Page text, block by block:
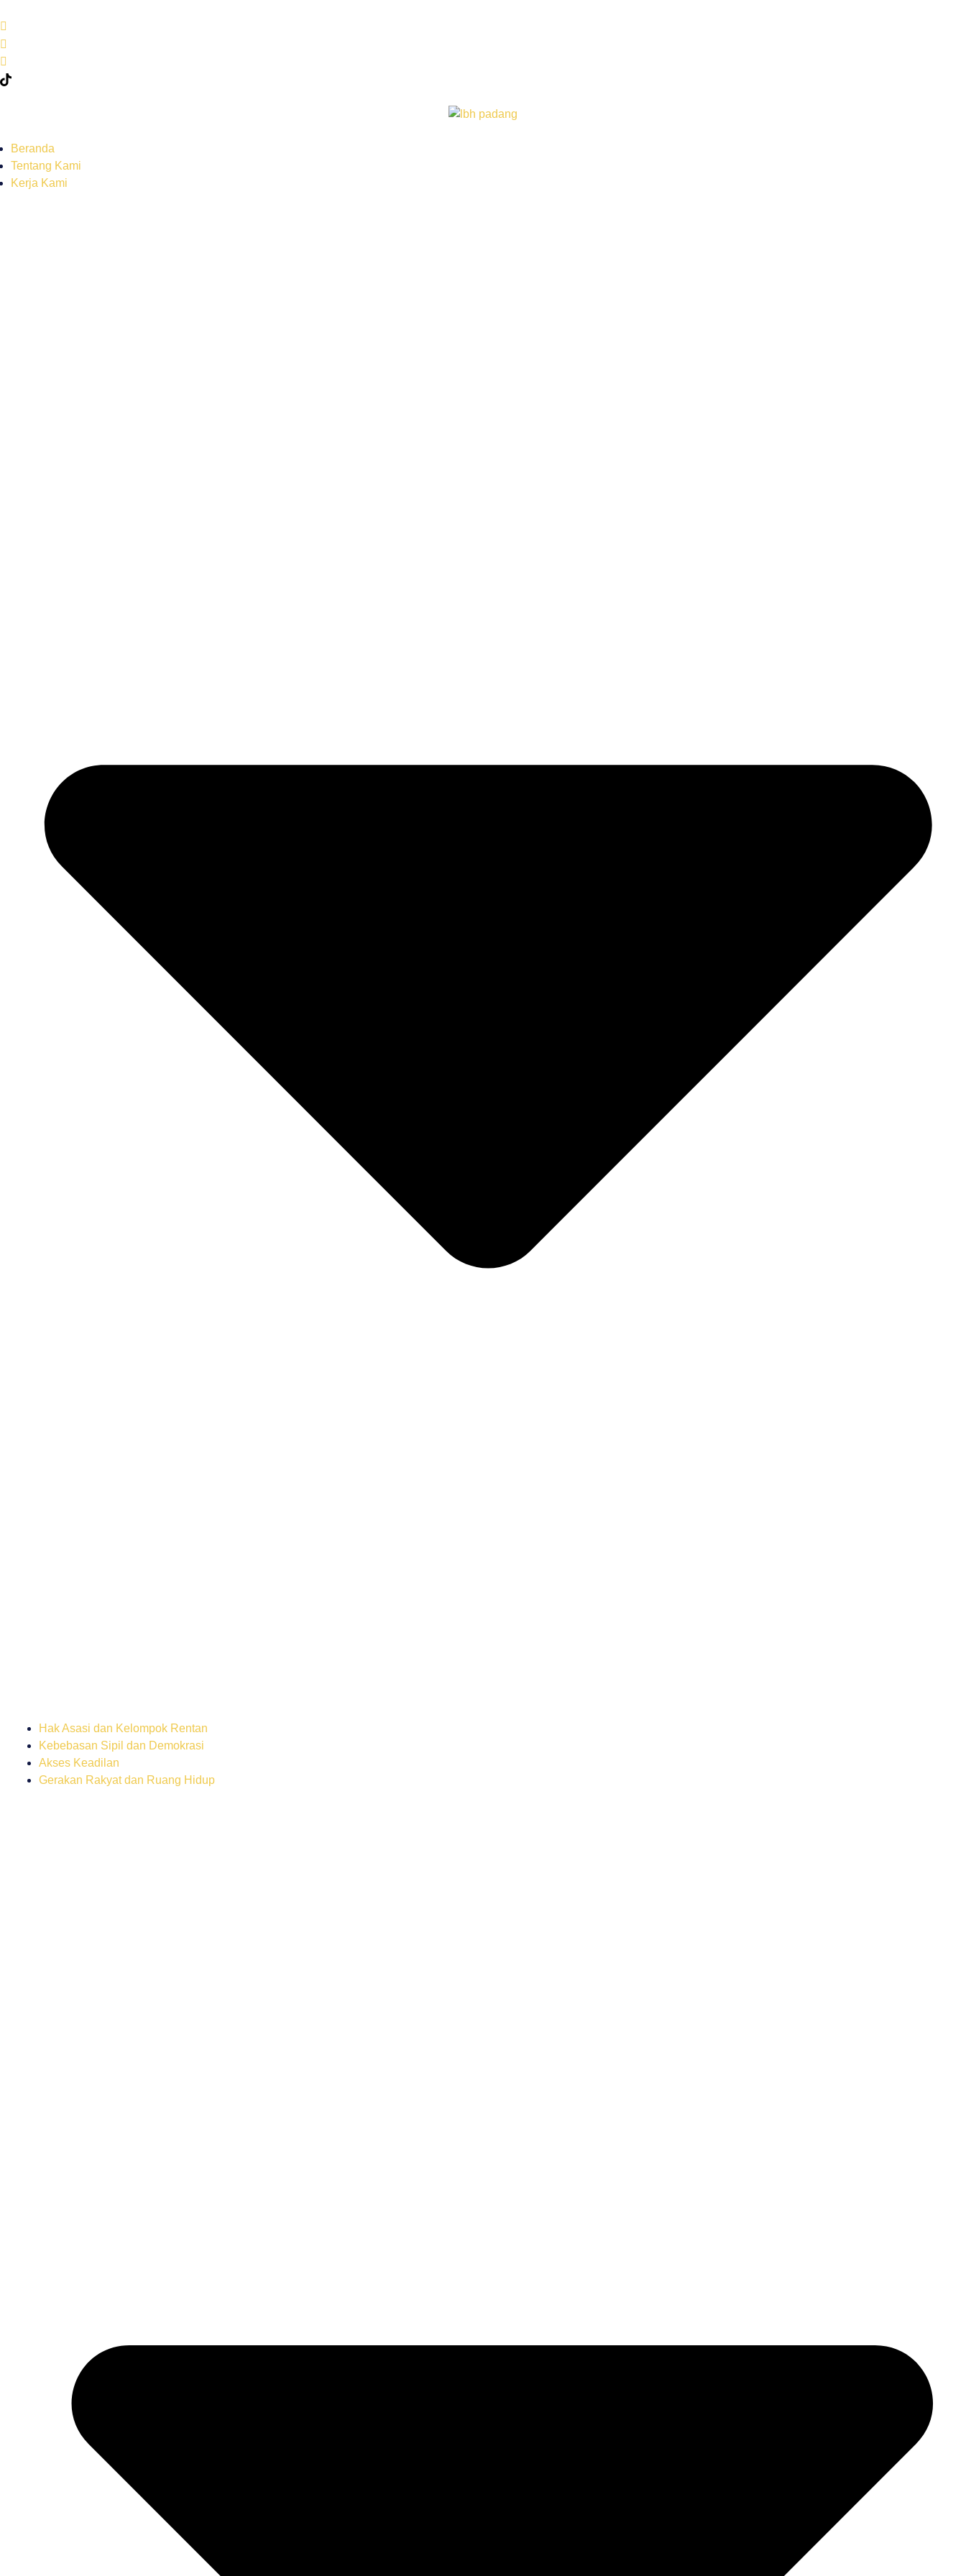
Beranda
Tentang Kami
Kerja Kami
Hak Asasi dan Kelompok Rentan
Kebebasan Sipil dan Demokrasi
Akses Keadilan
Gerakan Rakyat dan Ruang Hidup